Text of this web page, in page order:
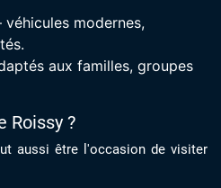
modernes,
aux familles, groupes
Roissy ?
aussi être l'occasion de visiter